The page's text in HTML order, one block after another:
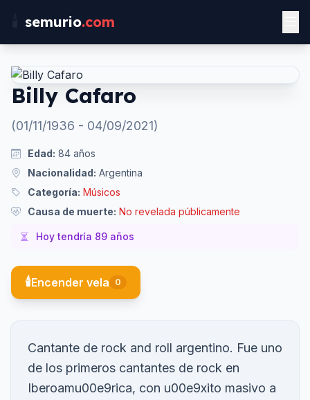
semurio.com
Billy Cafaro
(01/11/1936 - 04/09/2021)
Edad: 84 años
Nacionalidad: Argentina
Categoría: Músicos
Causa de muerte: No revelada públicamente
Hoy tendría 89 años
🕯️Encender vela 0
Cantante de rock and roll argentino. Fue uno
de los primeros cantantes de rock en
Iberoamu00e9rica, con u00e9xito masivo a